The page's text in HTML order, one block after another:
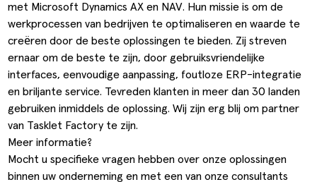
met Microsoft Dynamics AX en NAV. Hun missie is om de
werkprocessen van bedrijven te optimaliseren en waarde te
creëren door de beste oplossingen te bieden. Zij streven
ernaar om de beste te zijn, door gebruiksvriendelijke
interfaces, eenvoudige aanpassing, foutloze ERP-integratie
en briljante service. Tevreden klanten in meer dan 30 landen
gebruiken inmiddels de oplossing. Wij zijn erg blij om partner
van Tasklet Factory te zijn.
Meer informatie?
Mocht u specifieke vragen hebben over onze oplossingen
binnen uw onderneming en met een van onze consultants